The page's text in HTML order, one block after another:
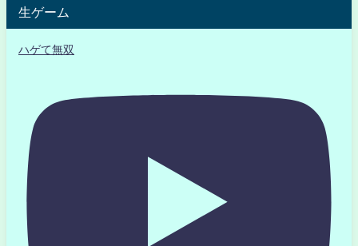
生ゲーム
ハゲて無双